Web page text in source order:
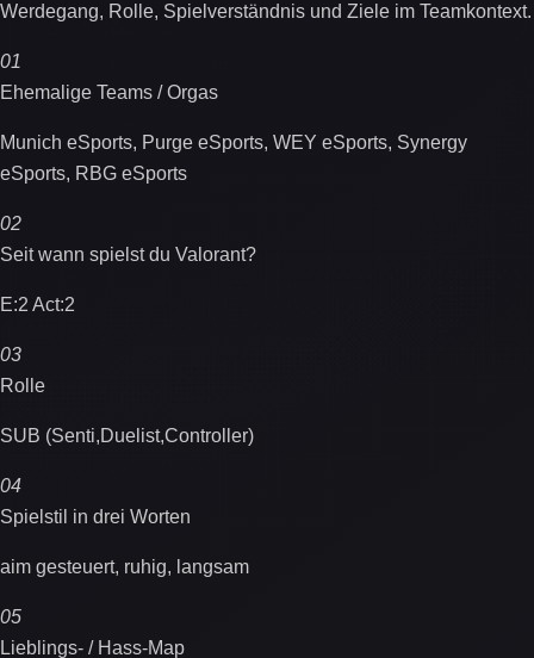
Werdegang, Rolle, Spielverständnis und Ziele im Teamkontext.
01
Ehemalige Teams / Orgas
Munich eSports, Purge eSports, WEY eSports, Synergy
eSports, RBG eSports
02
Seit wann spielst du Valorant?
E:2 Act:2
03
Rolle
SUB (Senti,Duelist,Controller)
04
Spielstil in drei Worten
aim gesteuert, ruhig, langsam
05
Lieblings- / Hass-Map